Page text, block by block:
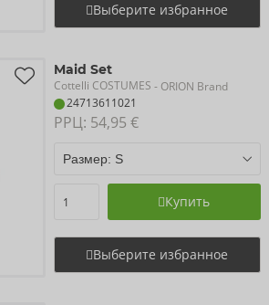
Выберите избранное
Maid Set
Cottelli COSTUMES - ORION Brand
24713611021
РРЦ: 54,95 €
Купить
Выберите избранное